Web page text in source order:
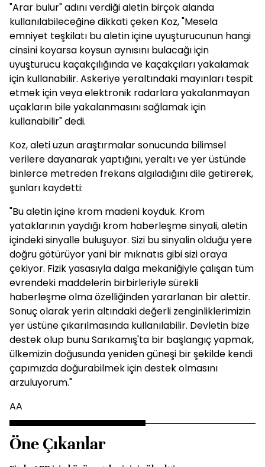
"Arar bulur" adını verdiği aletin birçok alanda
kullanılabileceğine dikkati çeken Koz, "Mesela
emniyet teşkilatı bu aletin içine uyuşturucunun hangi
cinsini koyarsa koysun aynısını bulacağı için
uyuşturucu kaçakçılığında ve kaçakçıları yakalamak
için kullanabilir. Askeriye yeraltındaki mayınları tespit
etmek için veya elektronik radarlara yakalanmayan
uçakların bile yakalanmasını sağlamak için
kullanabilir" dedi.
Koz, aleti uzun araştırmalar sonucunda bilimsel
verilere dayanarak yaptığını, yeraltı ve yer üstünde
binlerce metreden frekans algıladığını dile getirerek,
şunları kaydetti:
"Bu aletin içine krom madeni koyduk. Krom
yataklarının yaydığı krom haberleşme sinyali, aletin
içindeki sinyalle buluşuyor. Sizi bu sinyalin olduğu yere
doğru götürüyor yani bir mıknatıs gibi sizi oraya
çekiyor. Fizik yasasıyla dalga mekaniğiyle çalışan tüm
evrendeki maddelerin birbirleriyle sürekli
haberleşme olma özelliğinden yararlanan bir alettir.
Sonuç olarak yerin altındaki değerli zenginliklerimizin
yer üstüne çıkarılmasında kullanılabilir. Devletin bize
destek olup bunu Sarıkamış'ta bir başlangıç yapmak,
ülkemizin doğusunda yeniden güneşi bir şekilde kendi
çapımızda doğurabilmek için destek olmasını
arzuluyorum."
AA
Öne Çıkanlar